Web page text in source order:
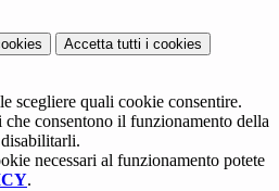
Accetta tutti i cookies
scegliere quali cookie consentire.
consentono il funzionamento della
necessari al funzionamento potete
.